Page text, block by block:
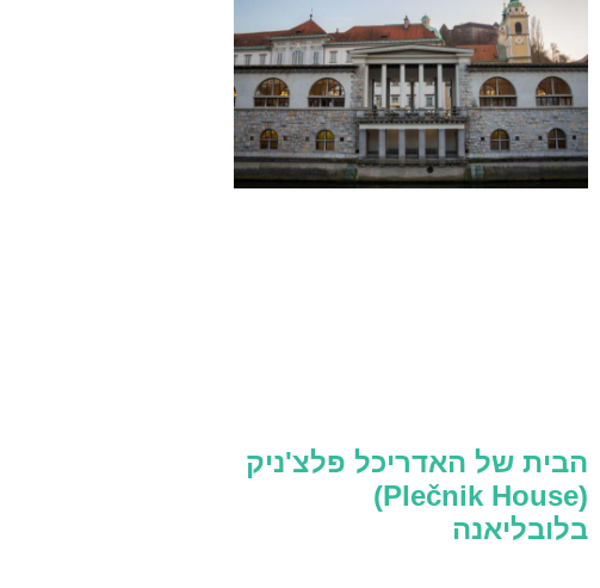
הבית של האדריכל פלצ'ניק
(Plečnik House)
בלובליאנה